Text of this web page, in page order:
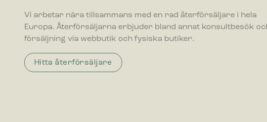
befinner dig i.
Statistik
Vi arbetar nära tillsammans med en rad återförsäljare i hela
Europa. Återförsäljarna erbjuder bland annat konsultbesök
försäljning via webbutik och fysiska butiker.
Hitta återförsäljare